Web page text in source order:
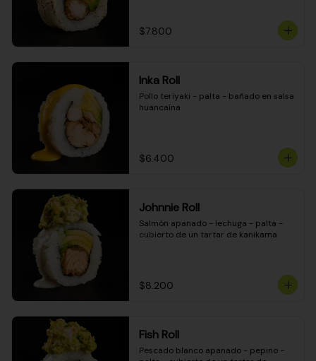
$7.800
Inka Roll
Pollo teriyaki - palta - bañado en salsa
huancaína
$6.400
Johnnie Roll
Salmón apanado - lechuga - palta -
cubierto de un tartar de kanikama
$8.200
Fish Roll
Pescado blanco apanado - pepino -